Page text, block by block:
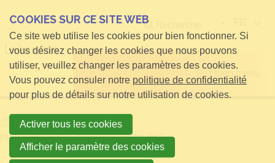
Open menu
Homeinfos pour Visiteurs
relatielijst detail publieke relatie lijst
COOKIES SUR CE SITE WEB
Ce site web utilise les cookies pour bien fonctionner. Si
vous désirez changer les cookies que nous pouvons
utiliser, veuillez changer les paramètres des cookies.
Vous pouvez consuler notre politique de confidentialité
pour plus de détails sur notre utilisation de cookies.
Activer tous les cookies
Afficher le paramètre des cookies